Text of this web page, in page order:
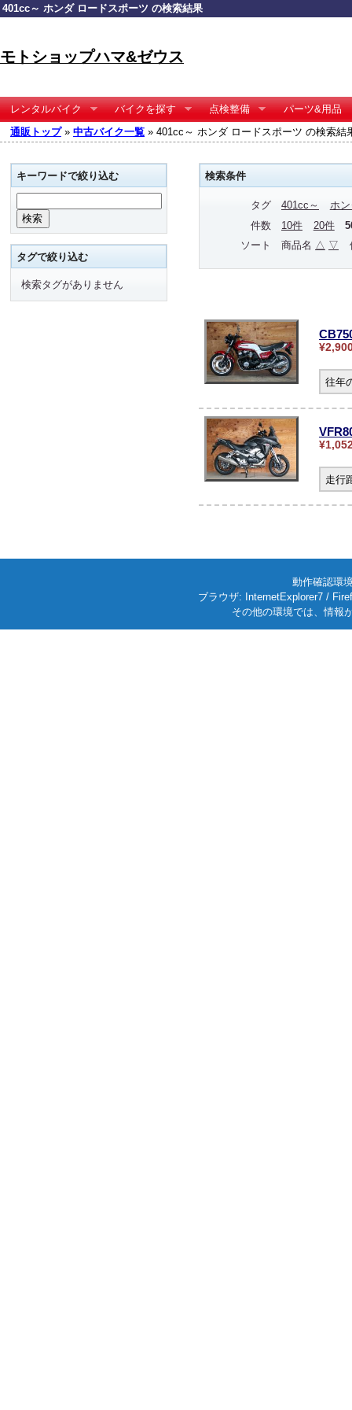
401cc～ ホンダ ロードスポーツ の検索結果
モトショップハマ&ゼウス
レンタルバイク バイクを探す 点検整備
パーツ&用品
通販トップ» 中古バイク一覧 » 401cc～ ホンダ ロードスポーツ の検索結
検索条件
タグ 401cc～
ホ
件数
10件 20件
ソート
商品名 △ ▽
往年
走行
キーワードで絞り込む
タグで絞り込む
検索タグがありません
動作確認環
ブラウザ: InternetExplorer7 /
その他の環境では、情報